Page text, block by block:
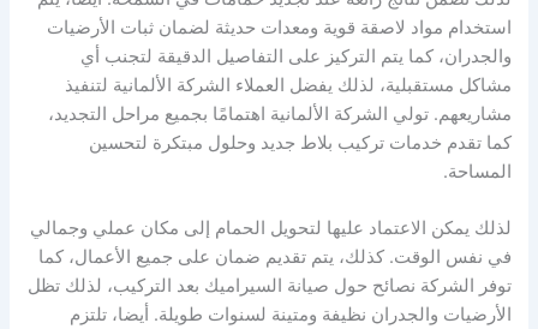
استخدام مواد لاصقة قوية ومعدات حديثة لضمان ثبات الأرضيات
والجدران، كما يتم التركيز على التفاصيل الدقيقة لتجنب أي
مشاكل مستقبلية، لذلك يفضل العملاء الشركة الألمانية لتنفيذ
مشاريعهم. تولي الشركة الألمانية اهتمامًا بجميع مراحل التجديد،
كما تقدم خدمات تركيب بلاط جديد وحلول مبتكرة لتحسين
المساحة.
لذلك يمكن الاعتماد عليها لتحويل الحمام إلى مكان عملي وجمالي
في نفس الوقت. كذلك، يتم تقديم ضمان على جميع الأعمال، كما
توفر الشركة نصائح حول صيانة السيراميك بعد التركيب، لذلك تظل
الأرضيات والجدران نظيفة ومتينة لسنوات طويلة. أيضا، تلتزم